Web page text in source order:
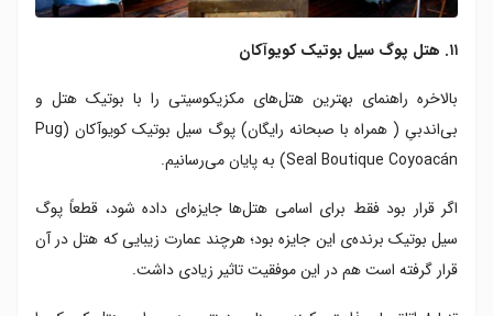
۱۱. هتل پوگ سیل بوتیک کویوآکان
بالاخره راهنمای بهترین هتل‌های مکزیکوسیتی را با بوتیک هتل و
بی‌اندبیِ ( همراه با صبحانه رایگان) پوگ سیل بوتیک کویوآکان (Pug
Seal Boutique Coyoacán) به پایان می‌رسانیم.
اگر قرار بود فقط برای اسامی هتل‌ها جایزه‌‌ای داده شود، قطعاً پوگ
سیل بوتیک برنده‌ی این جایزه بود؛ هرچند عمارت زیبایی که هتل در آن
قرار گرفته است هم در این موفقیت تاثیر زیادی داشت.